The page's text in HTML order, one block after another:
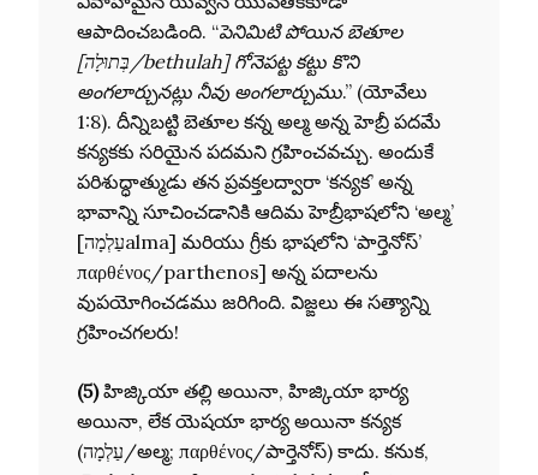
ఆపాదించబడింది. “పెనిమిటి పోయిన బెతూల
[בְּתוּלָה/bethulah] గోనెపట్ట కట్టు కొని
అంగలార్చునట్లు నీవు అంగలార్చుము.” (యోవేలు
1:8). దీన్నిబట్టి బెతూల కన్న అల్మ అన్న హెబ్రీ పదమే
కన్యకకు సరియైన పదమని గ్రహించవచ్చు. అందుకే
పరిశుద్ధాత్ముడు తన ప్రవక్తలద్వారా ‘కన్యక’ అన్న
భావాన్ని సూచించడానికి ఆదిమ హెబ్రీభాషలోని ‘అల్మ’
[עַלְמָהalma] మరియు గ్రీకు భాషలోని ‘పార్తెనోస్’
παρθένος/parthenos] అన్న పదాలను
వుపయోగించడము జరిగింది. విజ్ఙలు ఈ సత్యాన్ని
గ్రహించగలరు!
(5)హిజ్కియా తల్లి అయినా, హిజ్కియా భార్య
అయినా, లేక యెషయా భార్య అయినా కన్యక
(עַלְמָה/అల్మ; παρθένος/పార్తెనోస్) కాదు. కనుక,